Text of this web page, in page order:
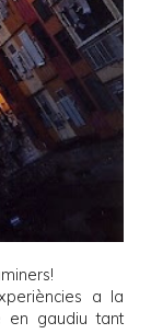
!
a la
en gaudiu tant